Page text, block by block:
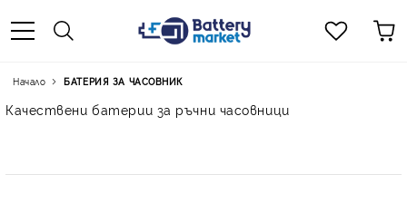
Начало БАТЕРИЯ ЗА ЧАСОВНИК
Качествени батерии за ръчни часовници